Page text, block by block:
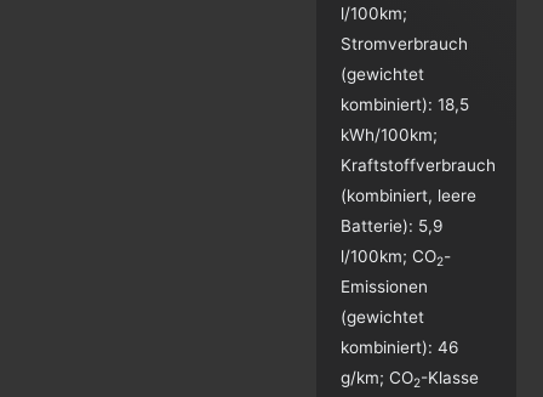
l/100km;
Stromverbrauch
(gewichtet
kombiniert):18,5
kWh/100km;
Kraftstoffverbrauch
(kombiniert, leere
Batterie): 5,9
l/100km;CO2-
Emissionen
(gewichtet
kombiniert):46
g/km;CO2-Klasse